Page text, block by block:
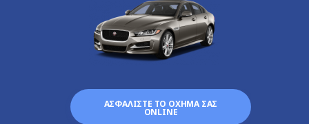
ΑΣΦΑΛΙΣΤΕ ΤΟ ΟΧΗΜΑ ΣΑΣ
ONLINE